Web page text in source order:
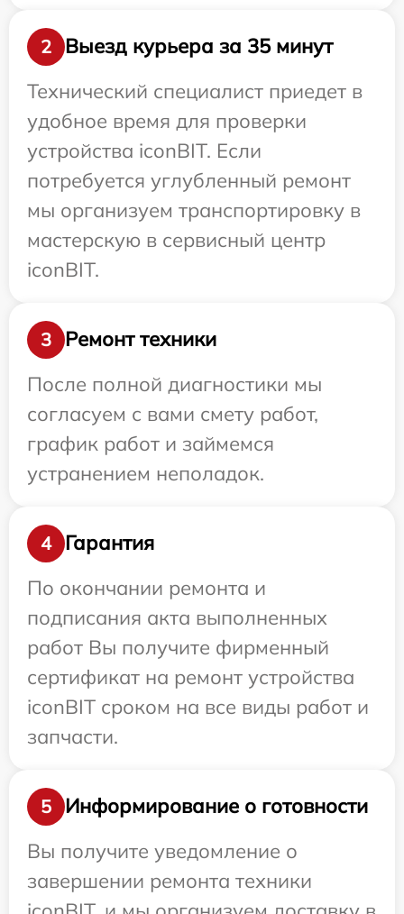
2
Выезд курьера за 35 минут
Технический специалист приедет в
удобное время для проверки
устройства iconBIT. Если
потребуется углубленный ремонт
мы организуем транспортировку в
мастерскую в сервисный центр
iconBIT.
3
Ремонт техники
После полной диагностики мы
согласуем с вами смету работ,
график работ и займемся
устранением неполадок.
4
Гарантия
По окончании ремонта и
подписания акта выполненных
работ Вы получите фирменный
сертификат на ремонт устройства
iconBIT сроком на все виды работ и
запчасти.
5
Информирование о готовности
Вы получите уведомление о
завершении ремонта техники